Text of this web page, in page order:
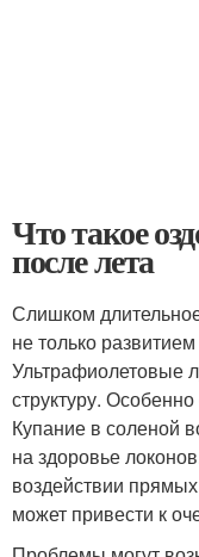
Что такое
после лета
Слишком
не только
Ультрафиолетовые
структуру.
Купание в соленой
на здоровье
воздействии
может привести к